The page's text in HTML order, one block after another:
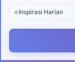
⭐Inspirasi Harian